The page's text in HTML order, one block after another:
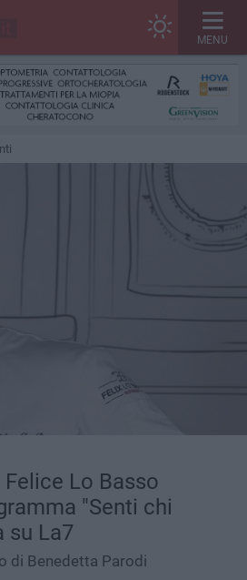
MENU
Lo Basso
"Senti chi
su La7
di Benedetta Parodi